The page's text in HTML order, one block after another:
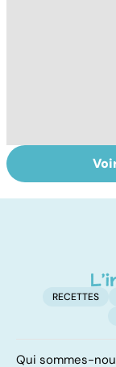
Le
un oligo-
RECETTES
Qui sommes-